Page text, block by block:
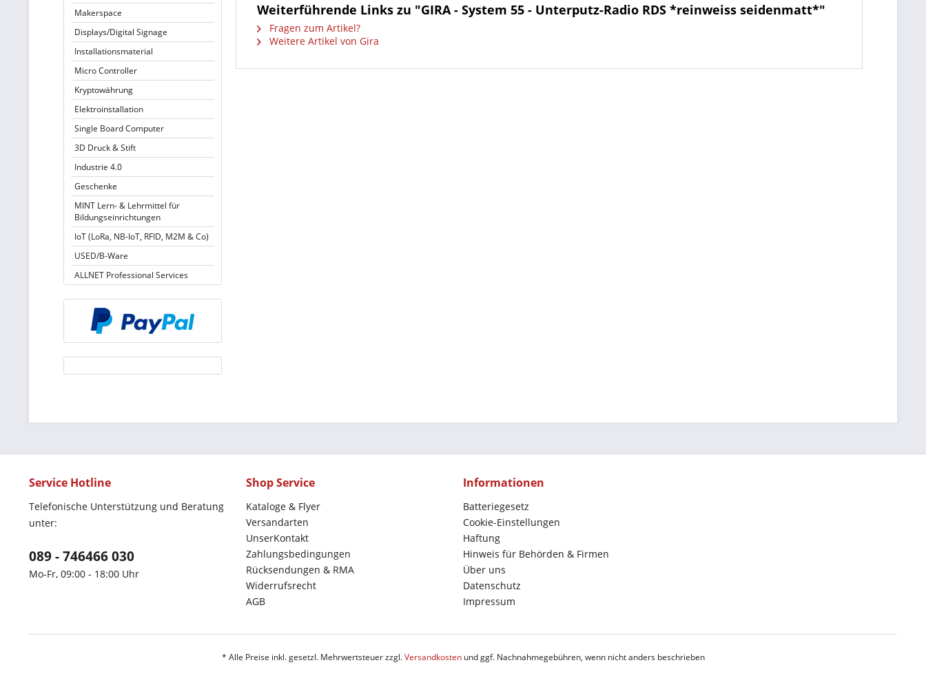
Makerspace
Displays/Digital Signage
Installationsmaterial
Micro Controller
Kryptowährung
Elektroinstallation
Single Board Computer
3D Druck & Stift
Industrie 4.0
Geschenke
MINT Lern- & Lehrmittel für
Bildungseinrichtungen
IoT (LoRa, NB-IoT, RFID, M2M & Co)
USED/B-Ware
ALLNET Professional Services
Weiterführende Links zu "GIRA - System 55 - Unterputz-Radio RDS *reinweiss seidenmatt*"
Fragen zum Artikel?
Weitere Artikel von Gira
Service Hotline
Telefonische Unterstützung und Beratung
unter:
089 - 746466 030
Mo-Fr, 09:00 - 18:00 Uhr
Shop Service
Kataloge & Flyer
Versandarten
UnserKontakt
Zahlungsbedingungen
Rücksendungen & RMA
Widerrufsrecht
AGB
Informationen
Batteriegesetz
Cookie-Einstellungen
Haftung
Hinweis für Behörden & Firmen
Über uns
Datenschutz
Impressum
* Alle Preise inkl. gesetzl. Mehrwertsteuer zzgl.Versandkostenund ggf. Nachnahmegebühren, wenn nicht anders beschrieben